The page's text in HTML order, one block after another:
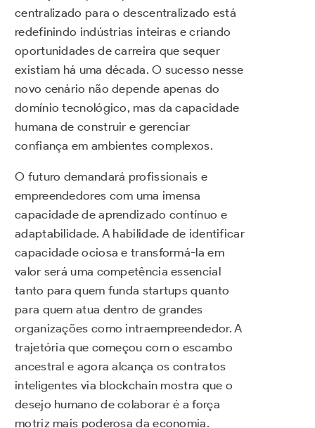
centralizado para o descentralizado está
redefinindo indústrias inteiras e criando
oportunidades de carreira que sequer
existiam há uma década. O sucesso nesse
novo cenário não depende apenas do
domínio tecnológico, mas da capacidade
humana de construir e gerenciar
confiança em ambientes complexos.
O futuro demandará profissionais e
empreendedores com uma imensa
capacidade de aprendizado contínuo e
adaptabilidade. A habilidade de identificar
capacidade ociosa e transformá-la em
valor será uma competência essencial
tanto para quem funda startups quanto
para quem atua dentro de grandes
organizações como intraempreendedor. A
trajetória que começou com o escambo
ancestral e agora alcança os contratos
inteligentes via blockchain mostra que o
desejo humano de colaborar é a força
motriz mais poderosa da economia.